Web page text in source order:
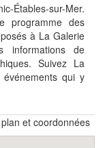
sur-Mer.
programme des
à La Galerie
informations de
Suivez La
qui y
et coordonnées